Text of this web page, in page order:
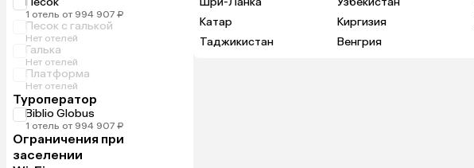
1 отель от 994 907 ₽
Песок с галькой
Нет отелей
Галька
Нет отелей
Платформа
Нет отелей
Туроператор
Biblio Globus
1 отель от 994 907 ₽
Ограничения при
заселении
Катар
Киргизия
Таджикистан
Венгрия